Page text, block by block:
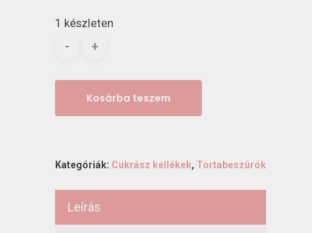
1 készleten
Kosárba teszem
Kategóriák: Cukrász kellékek, Tortabeszúrók
Leírás